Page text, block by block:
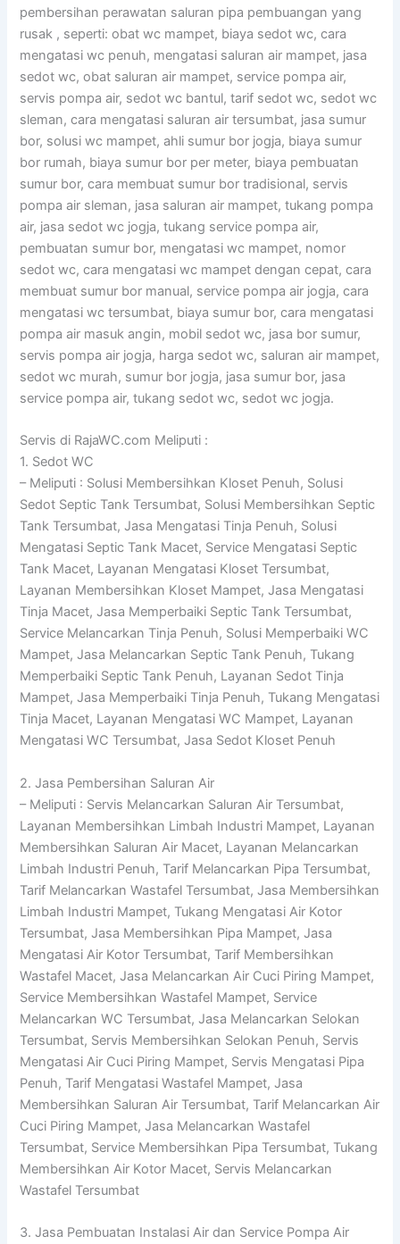
pembersihan perawatan saluran pipa pembuangan yang
rusak , seperti: obat wc mampet, biaya sedot wc, cara
mengatasi wc penuh, mengatasi saluran air mampet, jasa
sedot wc, obat saluran air mampet, service pompa air,
servis pompa air, sedot wc bantul, tarif sedot wc, sedot wc
sleman, cara mengatasi saluran air tersumbat, jasa sumur
bor, solusi wc mampet, ahli sumur bor jogja, biaya sumur
bor rumah, biaya sumur bor per meter, biaya pembuatan
sumur bor, cara membuat sumur bor tradisional, servis
pompa air sleman, jasa saluran air mampet, tukang pompa
air, jasa sedot wc jogja, tukang service pompa air,
pembuatan sumur bor, mengatasi wc mampet, nomor
sedot wc, cara mengatasi wc mampet dengan cepat, cara
membuat sumur bor manual, service pompa air jogja, cara
mengatasi wc tersumbat, biaya sumur bor, cara mengatasi
pompa air masuk angin, mobil sedot wc, jasa bor sumur,
servis pompa air jogja, harga sedot wc, saluran air mampet,
sedot wc murah, sumur bor jogja, jasa sumur bor, jasa
service pompa air, tukang sedot wc, sedot wc jogja.
Servis di RajaWC.com Meliputi :
1. Sedot WC
– Meliputi : Solusi Membersihkan Kloset Penuh, Solusi
Sedot Septic Tank Tersumbat, Solusi Membersihkan Septic
Tank Tersumbat, Jasa Mengatasi Tinja Penuh, Solusi
Mengatasi Septic Tank Macet, Service Mengatasi Septic
Tank Macet, Layanan Mengatasi Kloset Tersumbat,
Layanan Membersihkan Kloset Mampet, Jasa Mengatasi
Tinja Macet, Jasa Memperbaiki Septic Tank Tersumbat,
Service Melancarkan Tinja Penuh, Solusi Memperbaiki WC
Mampet, Jasa Melancarkan Septic Tank Penuh, Tukang
Memperbaiki Septic Tank Penuh, Layanan Sedot Tinja
Mampet, Jasa Memperbaiki Tinja Penuh, Tukang Mengatasi
Tinja Macet, Layanan Mengatasi WC Mampet, Layanan
Mengatasi WC Tersumbat, Jasa Sedot Kloset Penuh
2. Jasa Pembersihan Saluran Air
– Meliputi : Servis Melancarkan Saluran Air Tersumbat,
Layanan Membersihkan Limbah Industri Mampet, Layanan
Membersihkan Saluran Air Macet, Layanan Melancarkan
Limbah Industri Penuh, Tarif Melancarkan Pipa Tersumbat,
Tarif Melancarkan Wastafel Tersumbat, Jasa Membersihkan
Limbah Industri Mampet, Tukang Mengatasi Air Kotor
Tersumbat, Jasa Membersihkan Pipa Mampet, Jasa
Mengatasi Air Kotor Tersumbat, Tarif Membersihkan
Wastafel Macet, Jasa Melancarkan Air Cuci Piring Mampet,
Service Membersihkan Wastafel Mampet, Service
Melancarkan WC Tersumbat, Jasa Melancarkan Selokan
Tersumbat, Servis Membersihkan Selokan Penuh, Servis
Mengatasi Air Cuci Piring Mampet, Servis Mengatasi Pipa
Penuh, Tarif Mengatasi Wastafel Mampet, Jasa
Membersihkan Saluran Air Tersumbat, Tarif Melancarkan Air
Cuci Piring Mampet, Jasa Melancarkan Wastafel
Tersumbat, Service Membersihkan Pipa Tersumbat, Tukang
Membersihkan Air Kotor Macet, Servis Melancarkan
Wastafel Tersumbat
3. Jasa Pembuatan Instalasi Air dan Service Pompa Air